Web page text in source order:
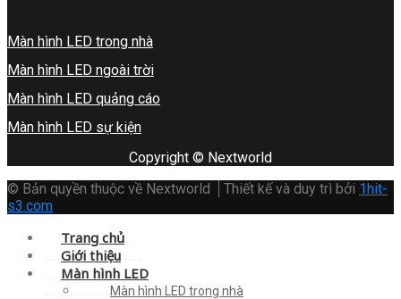
Màn hình LED trong nhà
Màn hình LED ngoài trời
Màn hình LED quảng cáo
Màn hình LED sự kiện
Copyright © Nextworld
© Bản quyền thuộc về Nextworld
Thiết kế và duy trì bởi 1hit-
s3.com
Trang chủ
Giới thiệu
Màn hình LED
Màn hình LED trong nhà